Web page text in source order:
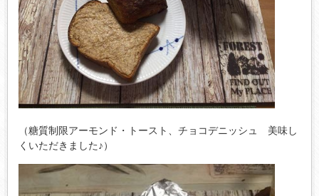
（糖質制限アーモンド・トースト、チョコデニッシュ 美味し
くいただきました♪）